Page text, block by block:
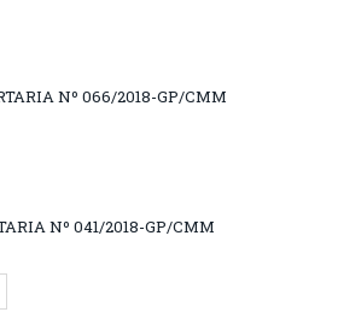
Nº 066/2018-GP/CMM
Nº 041/2018-GP/CMM